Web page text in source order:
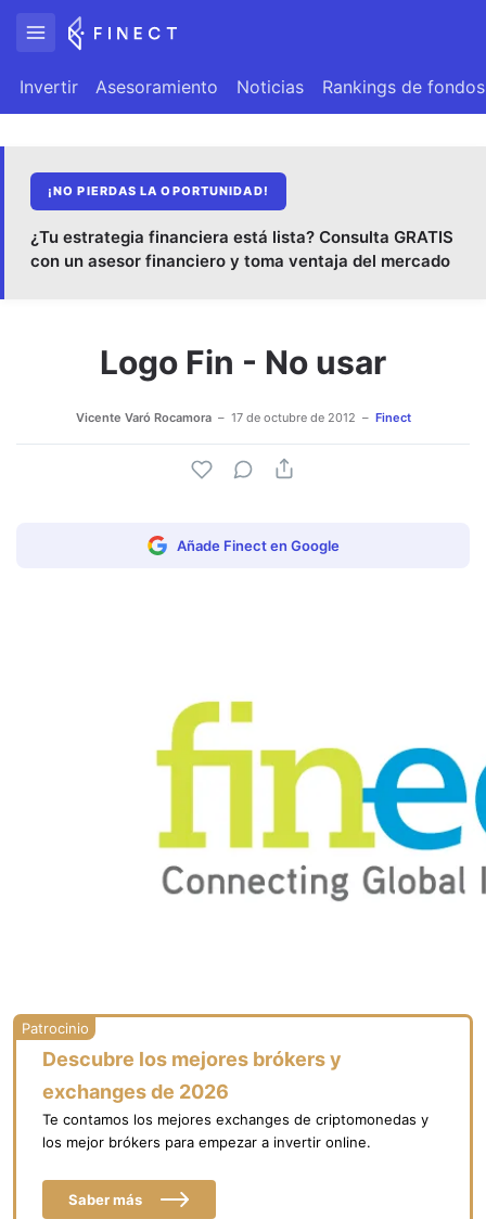
Invertir Asesoramiento Noticias Rankings de fondos
¡NO PIERDAS LA OPORTUNIDAD!
¿Tu estrategia financiera está lista? Consulta GRATIS
con un asesor financiero y toma ventaja del mercado
Logo Fin - No usar
Vicente Varó Rocamora 17 de octubre de 2012 Finect
Añade Finect en Google
Descubre los mejores brókers y
exchanges de 2026
Te contamos los mejores exchanges de criptomonedas y
los mejor brókers para empezar a invertir online.
Saber más